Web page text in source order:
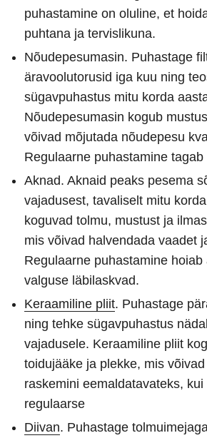
puhastamine on oluline, et
puhtana ja tervislikuna.
Nõudepesumasin. Puhastage
äravoolutorusid iga kuu ning
sügavpuhastus mitu korda
Nõudepesumasin kogub
võivad mõjutada nõudepesu
Regulaarne puhastamine
Aknad. Aknaid peaks pesema
vajadusest, tavaliselt mitu
koguvad tolmu, mustust ja
mis võivad halvendada vaadet
Regulaarne puhastamine hoiab
valguse läbilaskvad.
Keraamiline pliit. Puhastage
ning tehke sügavpuhastus
vajadusele. Keraamiline pliit
toidujääke ja plekke, mis
raskemini eemaldatavateks,
regulaarse
Diivan. Puhastage